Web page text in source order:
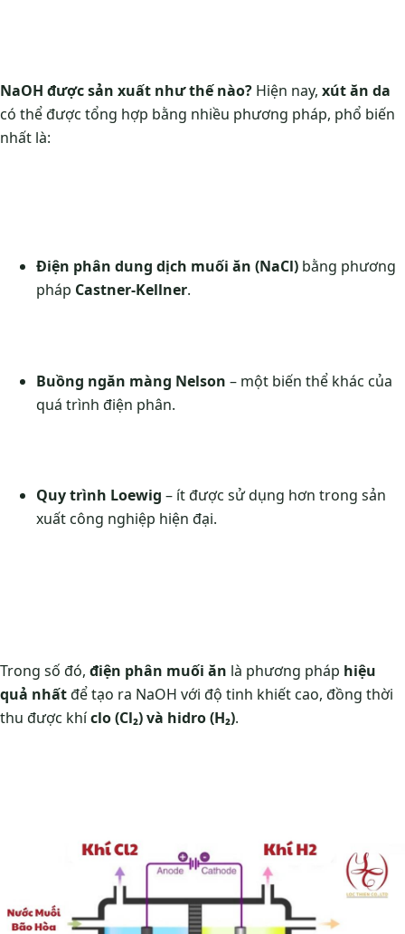
NaOH được sản xuất như thế nào? Hiện nay, xút ăn da
có thể được tổng hợp bằng nhiều phương pháp, phổ biến
nhất là:
Điện phân dung dịch muối ăn (NaCl) bằng phương
pháp Castner-Kellner.
Buồng ngăn màng Nelson – một biến thể khác của
quá trình điện phân.
Quy trình Loewig – ít được sử dụng hơn trong sản
xuất công nghiệp hiện đại.
Trong số đó, điện phân muối ăn là phương pháp hiệu
quả nhấtđể tạo ra NaOH với độ tinh khiết cao, đồng thời
thu được khíclo (Cl₂) và hidro (H₂).